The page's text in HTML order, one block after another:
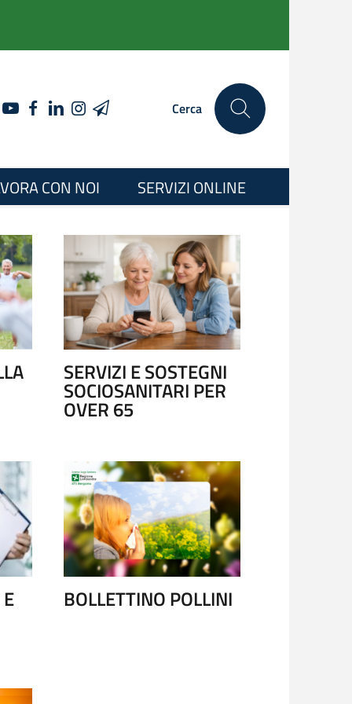
FACEBOOK
LINKEDIN
INSTAGRAM
TELEGRAM Cerca
CON NOI SERVIZI ONLINE
- 116117
SERVIZI E SOSTEGNI
SOCIOSANITARI PER
OVER 65
BOLLETTINO POLLINI